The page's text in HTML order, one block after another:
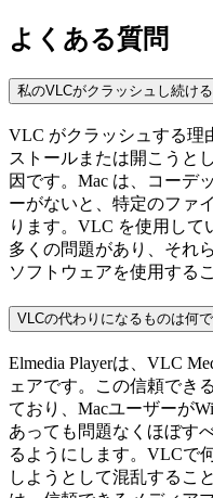
よくある質問
私のVLCがクラッシュし続け
VLC がクラッシュする理
ストールまたは開こうと
因です。Mac は、コーデ
ーがないと、特定のファ
ります。VLC を使用して
多くの問題があり、それ
ソフトウェアを使用する
VLCの代わりになるものは何
Elmedia Playerは、VLC
ェアです。この信頼でき
ており、Macユーザーが
あっても問題なくほぼす
るようにします。VLCで
しようとして混乱するこ